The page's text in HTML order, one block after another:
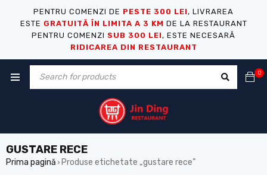
PENTRU COMENZI DE PESTE 300 LEI, LIVRAREA
ESTE GRATUITĂ ÎN LIMITA A 3 KM DE LA RESTAURANT
PENTRU COMENZI SUB 300 LEI, ESTE NECESARĂ
RIDICAREA DIN RESTAURANT
0
GUSTARE RECE
Prima pagină › Produse etichetate „gustare rece”